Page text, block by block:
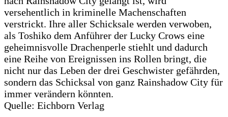
versehentlich in kriminelle Machenschaften
verstrickt. Ihre aller Schicksale werden verwoben,
als Toshiko dem Anführer der Lucky Crows eine
geheimnisvolle Drachenperle stiehlt und dadurch
eine Reihe von Ereignissen ins Rollen bringt, die
nicht nur das Leben der drei Geschwister gefährden,
sondern das Schicksal von ganz Rainshadow City für
immer verändern könnten.
Quelle: Eichborn Verlag